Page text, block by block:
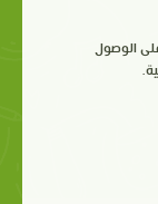
الوصول